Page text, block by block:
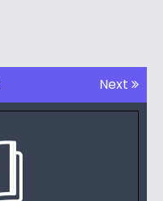
Next